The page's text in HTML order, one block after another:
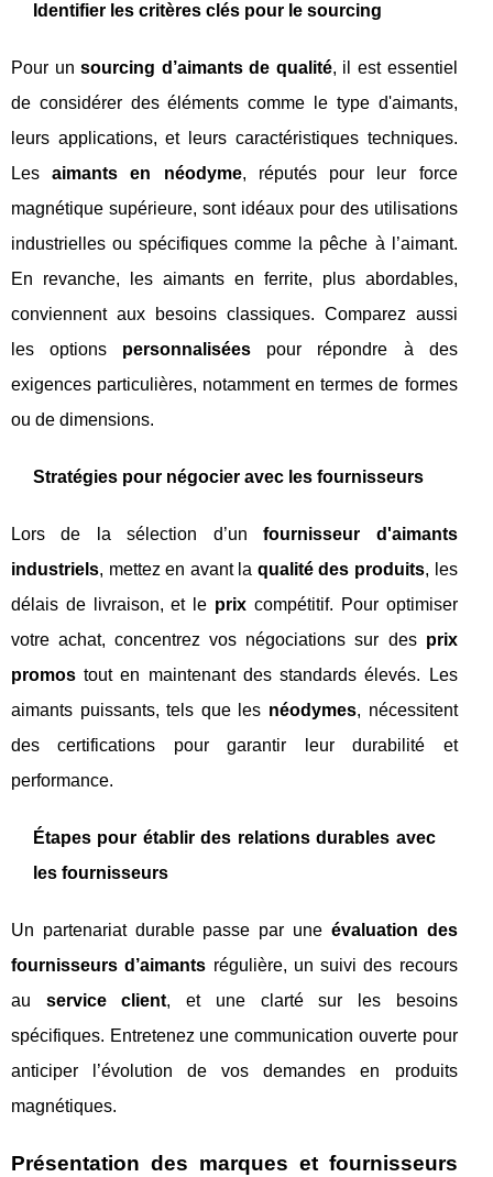
Identifier les critères clés pour le sourcing
Pour unsourcing d’aimants de qualité, il est essentiel
de considérer des éléments comme le type d'aimants,
leurs applications, et leurs caractéristiques techniques.
Lesaimants en néodyme, réputés pour leur force
magnétique supérieure, sont idéaux pour des utilisations
industrielles ou spécifiques comme la pêche à l’aimant.
En revanche, les aimants en ferrite, plus abordables,
conviennent aux besoins classiques. Comparez aussi
les options personnalisées pour répondre à des
exigences particulières, notamment en termes de formes
ou de dimensions.
Stratégies pour négocier avec les fournisseurs
Lors de la sélection d’unfournisseur d'aimants
industriels, mettez en avant la qualité des produits, les
délais de livraison, et le prix compétitif. Pour optimiser
votre achat, concentrez vos négociations sur des prix
promos tout en maintenant des standards élevés. Les
aimants puissants, tels que les néodymes, nécessitent
des certifications pour garantir leur durabilité et
performance.
Étapes pour établir des relations durables avec
les fournisseurs
Un partenariat durable passe par une évaluation des
fournisseurs d’aimants régulière, un suivi des recours
au service client, et une clarté sur les besoins
spécifiques. Entretenez une communication ouverte pour
anticiper l’évolution de vos demandes en produits
magnétiques.
Présentation des marques et fournisseurs